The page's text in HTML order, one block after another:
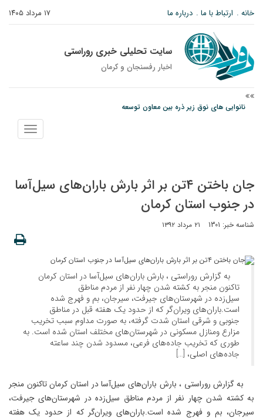
۱۷ مرداد ۱۴۰۵ خانه ارتباط با ما درباره ما
سایت تحلیلی خبری روراستی
اخبار رفسنجان و كرمان
نانوایی های نوق زیر ذره بین معاون توسعه
پیام رئیس کل دادگستری استان کرمان به مناسبت ۱۷ مردادماه سالروز شهادت شهید
نمایش
منو
جان باختن ۴تن بر اثر بارش باران‌های سیل‌آسا
در جنوب استان کرمان
شناسه خبر: 1301 ۲۱ مرداد ۱۳۹۲
به گزارش روراستی ، بارش باران‌های سیل‌آسا در استان کرمان
تاکنون منجر به کشته شدن چهار نفر از مردم مناطق
سیل‌زده در شهرستان‌های جیرفت، سیرجان، بم و فهرج شده
است.باران‌های ویران‌گر که از حدود یک هفته قبل در مناطق
جنوبی و شرقی استان شدت گرفته، به صورت مداوم سبب تخریب
مزارع ومنازل مسکونی در شهرستان‌های مختلف استان شده است. به
طوری که تخریب جاده‌های فرعی، مسدود شدن چند ساعته
جاده‌های اصلی، […]
به گزارش روراستی ، بارش باران‌های سیل‌آسا در استان کرمان تاکنون منجر
به کشته شدن چهار نفر از مردم مناطق سیل‌زده در شهرستان‌های جیرفت،
سیرجان، بم و فهرج شده است.باران‌های ویران‌گر که از حدود یک هفته